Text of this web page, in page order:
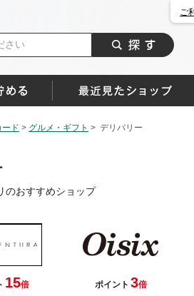
ご
ド > グルメ・ギフト > デリバリー
のおすすめショップ
15倍
ポイント 3倍